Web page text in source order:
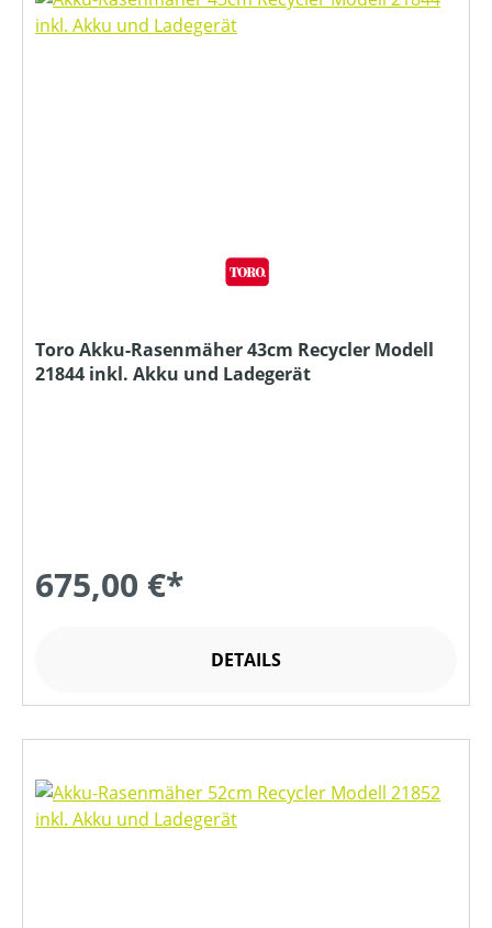
Toro Akku-Rasenmäher 43cm Recycler Modell
21844 inkl. Akku und Ladegerät
675,00 €*
DETAILS